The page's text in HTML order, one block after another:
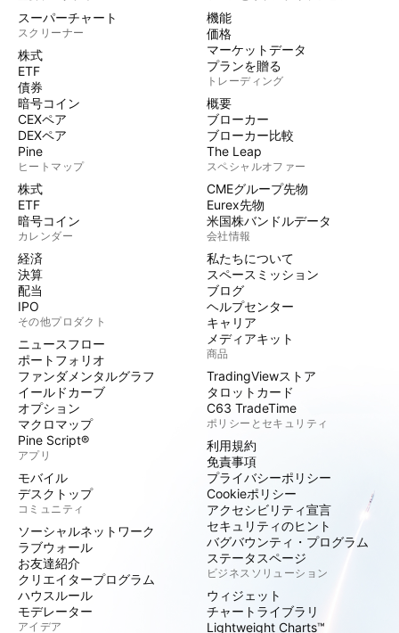
スーパーチャート
スクリーナー
株式
ETF
債券
暗号コイン
CEXペア
DEXペア
Pine
ヒートマップ
株式
ETF
暗号コイン
カレンダー
経済
決算
配当
IPO
その他プロダクト
ニュースフロー
ポートフォリオ
ファンダメンタルグラフ
イールドカーブ
オプション
マクロマップ
Pine Script®
アプリ
モバイル
デスクトップ
コミュニティ
ソーシャルネットワーク
ラブウォール
お友達紹介
クリエイタープログラム
ハウスルール
モデレーター
アイデア
機能
価格
マーケットデータ
プランを贈る
トレーディング
概要
ブローカー
ブローカー比較
The Leap
スペシャルオファー
CMEグループ先物
Eurex先物
米国株バンドルデータ
会社情報
私たちについて
スペースミッション
ブログ
ヘルプセンター
キャリア
メディアキット
商品
TradingViewストア
タロットカード
C63 TradeTime
ポリシーとセキュリティ
利用規約
免責事項
プライバシーポリシー
Cookieポリシー
アクセシビリティ宣言
セキュリティのヒント
バグバウンティ・プログラム
ステータスページ
ビジネスソリューション
ウィジェット
チャートライブラリ
Lightweight Charts™